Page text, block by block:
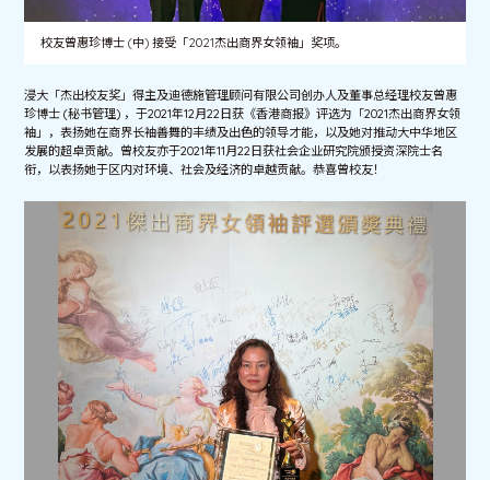
校友曾惠珍博士 (中) 接受「2021杰出商界女领袖」奖项。
浸大「杰出校友奖」得主及迪德施管理顾问有限公司创办人及董事总经理校友曾惠
珍博士 (秘书管理) ，于2021年12月22日获《香港商报》评选为「2021杰出商界女领
袖」，表扬她在商界长袖善舞的丰绩及出色的领导才能，以及她对推动大中华地区
发展的超卓贡献。曾校友亦于2021年11月22日获社会企业研究院颁授资深院士名
衔，以表扬她于区内对环境、社会及经济的卓越贡献。恭喜曾校友！